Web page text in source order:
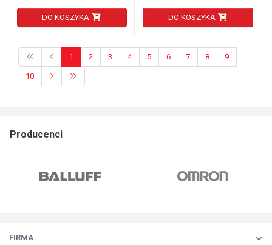
DO KOSZYKA DO KOSZYKA
1 2 3 4 5 6 7 8 9
10
Producenci
FIRMA